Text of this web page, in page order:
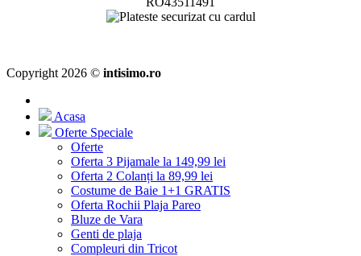
Copyright 2026 © intisimo.ro
Acasa
Oferte Speciale
Oferte
Oferta 3 Pijamale la 149,99 lei
Oferta 2 Colanți la 89,99 lei
Costume de Baie 1+1 GRATIS
Oferta Rochii Plaja Pareo
Bluze de Vara
Genti de plaja
Compleuri din Tricot